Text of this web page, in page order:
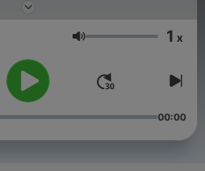
que provocan, entretienen y
el deseo, el humor y la
no se atreven a decir…
favorito,.
Volym 1 x
00:00